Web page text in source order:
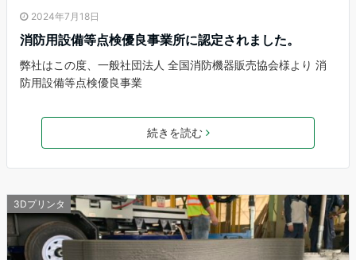
2024年7月18日
消防用設備等点検優良事業所に認定されました。
弊社はこの度、一般社団法人 全国消防機器販売協会様より 消
防用設備等点検優良事業
続きを読む
3Dプリンタ